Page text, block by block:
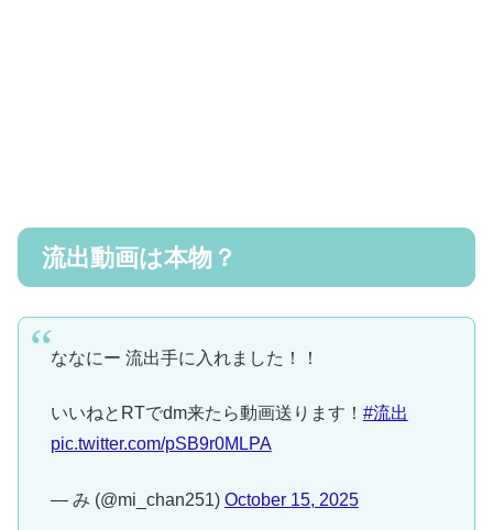
流出動画は本物？
ななにー 流出手に入れました！！
いいねとRTでdm来たら動画送ります！ #流出
pic.twitter.com/pSB9r0MLPA
— み (@mi_chan251) October 15, 2025